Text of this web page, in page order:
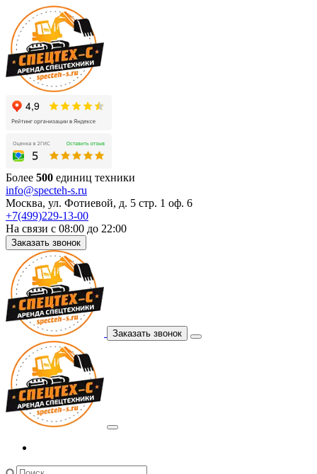
Более 500 единиц техники
info@specteh-s.ru
Москва, ул. Фотиевой, д. 5 стр. 1 оф. 6
+7(499)229-13-00
На связи с 08:00 до 22:00
Заказать звонок
Заказать звонок